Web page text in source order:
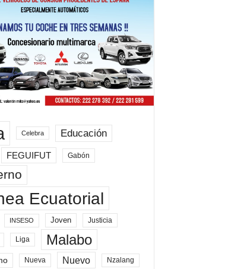
Celebra Educación
FEGUIFUT Gabón
Ecuatorial
INSESO Joven Justicia
Liga Malabo
Nueva Nuevo Nzalang